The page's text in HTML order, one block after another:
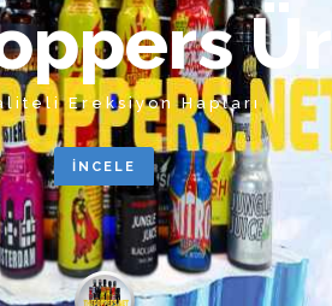
ppers Ü
Ereksiyon Hapları
İNCELE